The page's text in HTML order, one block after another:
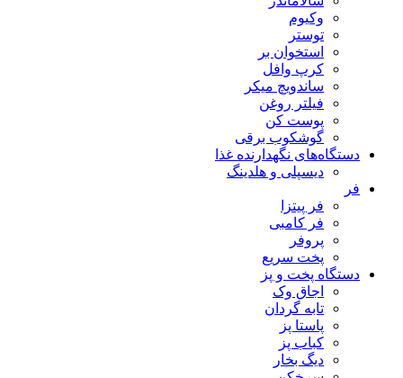
وکیوم
توستر
استخوان بر
کرپ وافل
ساندویچ میکر
فیلتر روغن
پوست کن
گوشکوب برقی
دستگاه‌های نگهدارنده غذا
دیسپلی و هلدینگ
فر
فر پیتزا
فر کامبی
پروفر
پخت سریع
دستگاه‌ پخت و پز
اجاق وک
تابه گردان
پاستا پز
کباب پز
دیگ بخار